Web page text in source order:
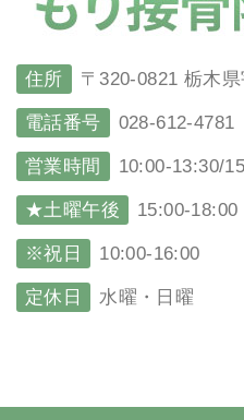
住所 〒320-0821 栃木
電話番号 028-612-4781
営業時間 10:00-13:30/
★土曜午後 15:00-18:00
※祝日 10:00-16:00
定休日 水曜・日曜